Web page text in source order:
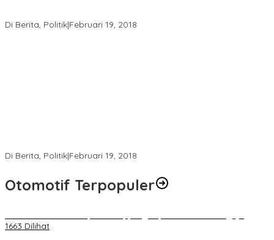
Di Berita, Politik|Februari 19, 2018
Di Berita, Politik|Februari 19, 2018
Otomotif Terpopuler
1663 Dilihat